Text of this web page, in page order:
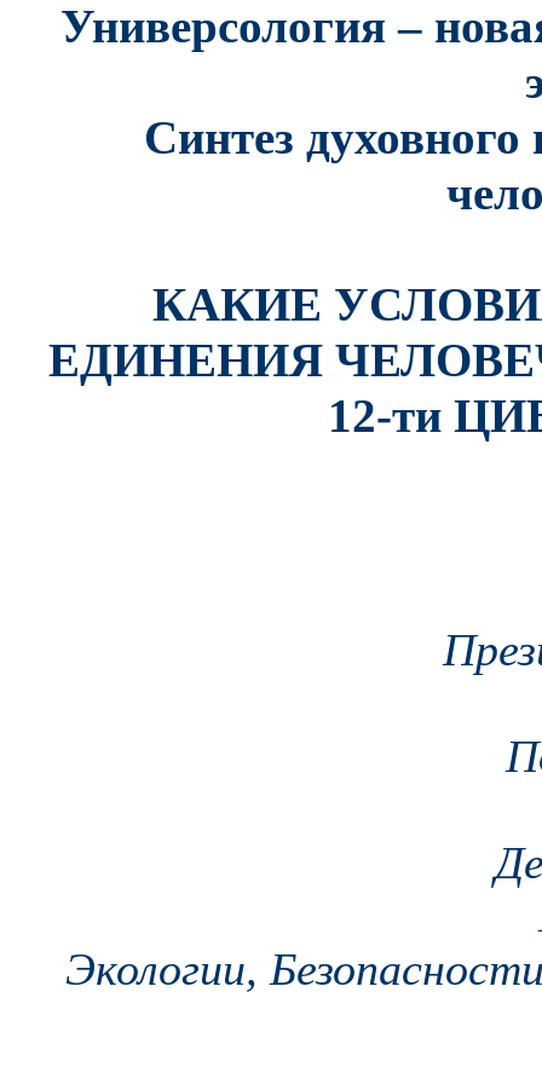
Универсология–
Синтез духовного
КАКИЕ
ЕДИНЕНИЯ
12-ти
Экологии,